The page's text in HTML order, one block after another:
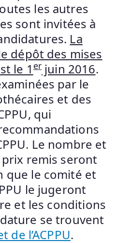
les autres
sont invitées à
La
dépôt des mises
le 1er juin 2016.
par le
et des
qui
Le nombre et
remis seront
que le comité et
le jugeront
et les conditions
se trouvent
l’ACPPU.